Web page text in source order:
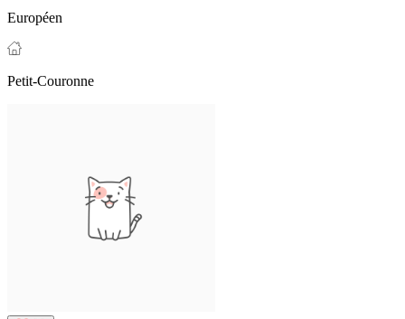
Européen
Petit-Couronne